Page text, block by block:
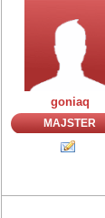
goniaq
MAJSTER